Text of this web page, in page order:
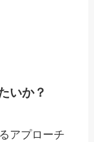
いか？
アプローチ